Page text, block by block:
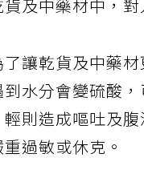
及中藥材中，對
讓乾貨及中藥
水分會變硫酸
則造成嘔吐及
過敏或休克。